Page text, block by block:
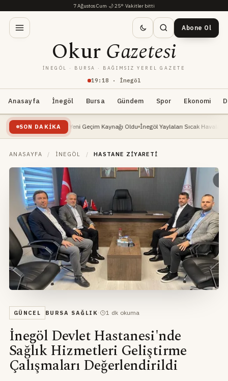
7 Ağustos Cum·🌙25°·Vakitler bitti
19 : 18 · İnegöl
OkurGazetesi
İNEGÖL · BURSA · BAĞIMSIZ YEREL GAZETE
Abone Ol
Anasayfa İnegöl Bursa Gündem Spor Ekonomi
SON DAKIKA
Yükselişte: Yeni Geçim Kaynağı Oldu İnegöl Yaylaları Sıcak Havalarda Doğa
ANASAYFA / İNEGÖL / HASTANE ZIYARETI
GÜNCEL BURSA SAĞLIK· 1 dk okuma
İnegöl Devlet Hastanesi'nde
Sağlık Hizmetleri Geliştirme
Çalışmaları Değerlendirildi